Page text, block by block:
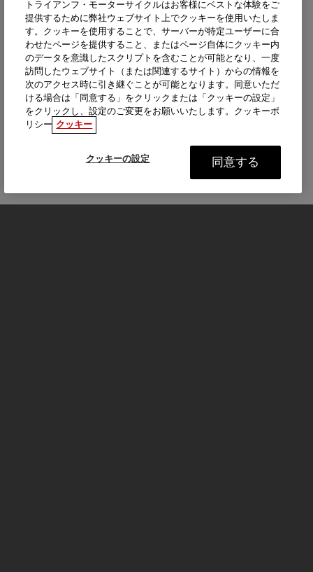
トライアンフ・モーターサイクルはお客様にベストな体験をご
提供するために弊社ウェブサイト上でクッキーを使用いたしま
す。クッキーを使用することで、サーバーが特定ユーザーに合
わせたページを提供すること、またはページ自体にクッキー内
のデータを意識したスクリプトを含むことが可能となり、一度
訪問したウェブサイト（または関連するサイト）からの情報を
次のアクセス時に引き継ぐことが可能となります。同意いただ
ける場合は「同意する」をクリックまたは「クッキーの設定」
をクリックし、設定のご変更をお願いいたします。クッキーポ
リシー クッキー
クッキーの設定 同意する